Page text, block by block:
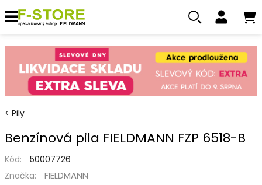
Pily
Benzínová pila FIELDMANN FZP 6518-B
Kód:
50007726
Značka:
FIELDMANN